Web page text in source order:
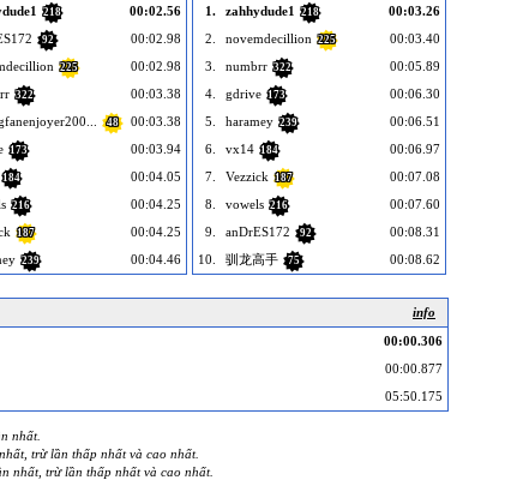
218
00:02.56
92
00:02.98
225
00:02.98
322
00:03.38
48
00:03.38
173
00:03.94
184
00:04.05
216
00:04.25
187
00:04.25
239 00:04.46
1.
zahhydude1 218
00:03.26
2.
novemdecillion 225
00:03.40
3.
numbrr 322
00:05.89
4.
gdrive 173
00:06.30
5.
haramey 239
00:06.51
6.
vx14 184
00:06.97
7.
Vezzick 187
00:07.08
8.
vowels 216
00:07.60
9.
anDrES172 92
00:08.31
10.
驯龙高手 75 00:08.62
info
00:00.306
00:00.877
05:50.175
nhất.
trừ lần thấp nhất và cao nhất.
nhất, trừ lần thấp nhất và cao nhất.